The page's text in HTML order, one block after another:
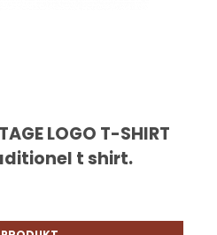
LOGO T-SHIRT
t shirt.